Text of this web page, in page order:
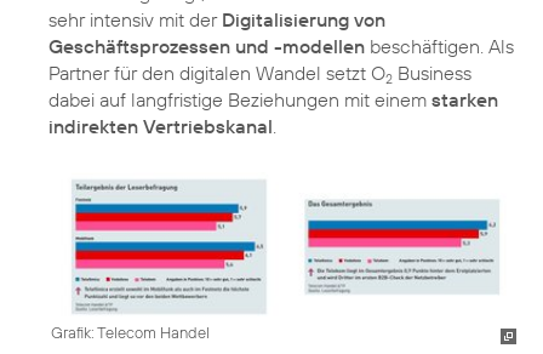
sehr intensiv mit der Digitalisierung von
Geschäftsprozessen und -modellen beschäftigen. Als
Partner für den digitalen Wandel setzt O2 Business
dabei auf langfristige Beziehungen mit einem starken
indirekten Vertriebskanal
Grafik: Telecom Handel